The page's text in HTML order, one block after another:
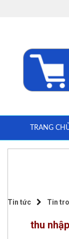
TRANG
QUY CHẾ |
Tin tức Tin
thu